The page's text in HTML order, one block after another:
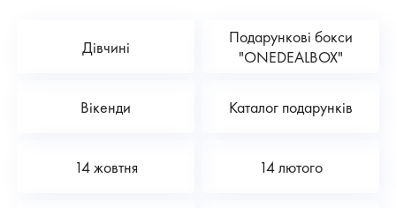
Дівчині
Подарункові бокси
"ONEDEALBOX"
Вікенди Каталог подарунків
14 жовтня 14 лютого